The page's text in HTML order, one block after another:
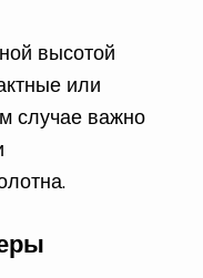
высотой
или
случае важно